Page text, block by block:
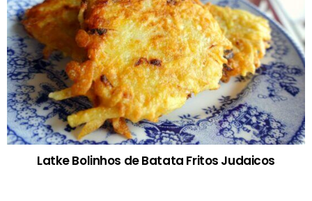
Latke Bolinhos de Batata Fritos Judaicos